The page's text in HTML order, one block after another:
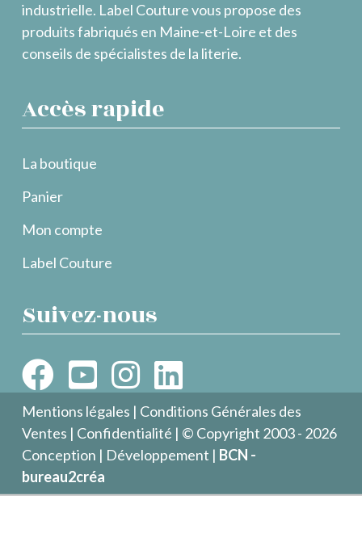
industrielle. Label Couture vous propose des
produits fabriqués en Maine-et-Loire et des
conseils de spécialistes de la literie.
Accès rapide
La boutique
Panier
Mon compte
Label Couture
Suivez-nous
Mentions légales | Conditions Générales des
Ventes | Confidentialité | © Copyright 2003 - 2026
Conception | Développement | BCN -
bureau2créa